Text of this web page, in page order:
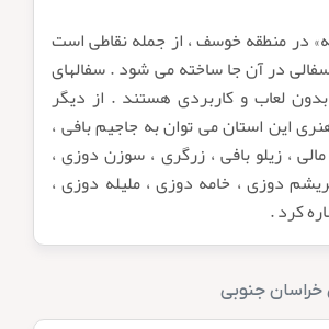
در منطقه خوسف ، از جمله نقاطى است
در آن جا ساخته مى شود . سفالهاى
بدون لعاب و كاربردى هستند . از ديگر
اين استان مى توان به جاجيم بافى ،
، زيلو بافى ، زرگرى ، سوزن دوزى ،
دوزى ، خامه دوزى ، مليله دوزى ،
كرد .
خراسان جنوبی